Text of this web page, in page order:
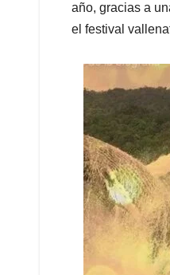
año, gracias a
el festival